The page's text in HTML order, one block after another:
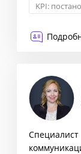
KPI: